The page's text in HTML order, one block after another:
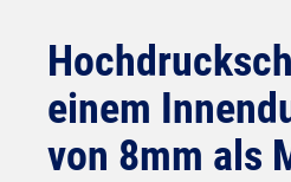
einem
von 8mm als